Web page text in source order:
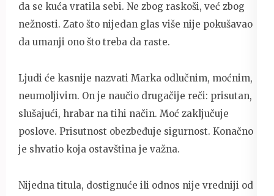
da se kuća vratila sebi. Ne zbog raskoši, već zbog
nežnosti. Zato što nijedan glas više nije pokušavao
da umanji ono što treba da raste.
Ljudi će kasnije nazvati Marka odlučnim, moćnim,
neumoljivim. On je naučio drugačije reči: prisutan,
slušajući, hrabar na tihi način. Moć zaključuje
poslove. Prisutnost obezbeđuje sigurnost. Konačno
je shvatio koja ostavština je važna.
Nijedna titula, dostignuće ili odnos nije vredniji od